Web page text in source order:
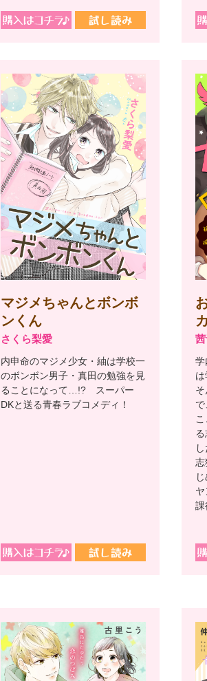
マジメちゃんとボンボ
ンくん
さくら梨愛
内申命のマジメ少女・紬は学校一
のボンボン男子・真田の勉強を見
ることになって…!? スーパー
DKと送る青春ラブコメディ！
学
は
志
課